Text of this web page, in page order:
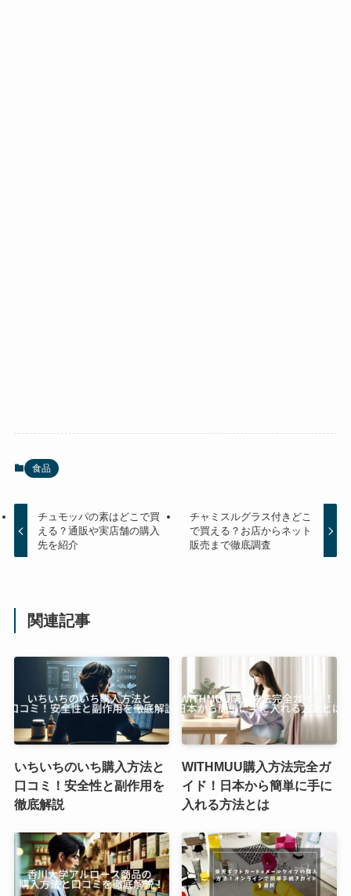
食品
チュモッパの素はどこで買
える？通販や実店舗の購入
先を紹介
チャミスルグラス付きどこ
で買える？お店からネット
販売まで徹底調査
関連記事
いちいちのいち購入方法と
口コミ！安全性と副作用を
徹底解説
WITHMUU購入方法完全ガ
イド！日本から簡単に手に
入れる方法とは